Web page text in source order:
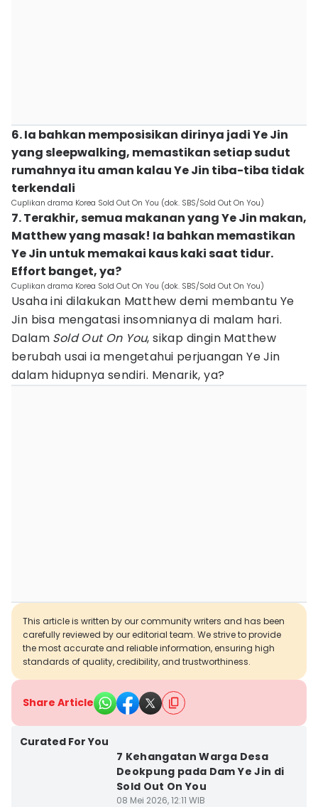
6. Ia bahkan memposisikan dirinya jadi Ye Jin
yang sleepwalking, memastikan setiap sudut
rumahnya itu aman kalau Ye Jin tiba-tiba tidak
terkendali
Cuplikan drama Korea Sold Out On You (dok. SBS/Sold Out On You)
7. Terakhir, semua makanan yang Ye Jin makan,
Matthew yang masak! Ia bahkan memastikan
Ye Jin untuk memakai kaus kaki saat tidur.
Effort banget, ya?
Cuplikan drama Korea Sold Out On You (dok. SBS/Sold Out On You)
Usaha ini dilakukan Matthew demi membantu Ye
Jin bisa mengatasi insomnianya di malam hari.
Dalam Sold Out On You, sikap dingin Matthew
berubah usai ia mengetahui perjuangan Ye Jin
dalam hidupnya sendiri. Menarik, ya?
This article is written by our community writers and has been
carefully reviewed by our editorial team. We strive to provide
the most accurate and reliable information, ensuring high
standards of quality, credibility, and trustworthiness.
Share Article
Curated For You
7 Kehangatan Warga Desa
Deokpung pada Dam Ye Jin di
Sold Out On You
08 Mei 2026, 12:11 WIB